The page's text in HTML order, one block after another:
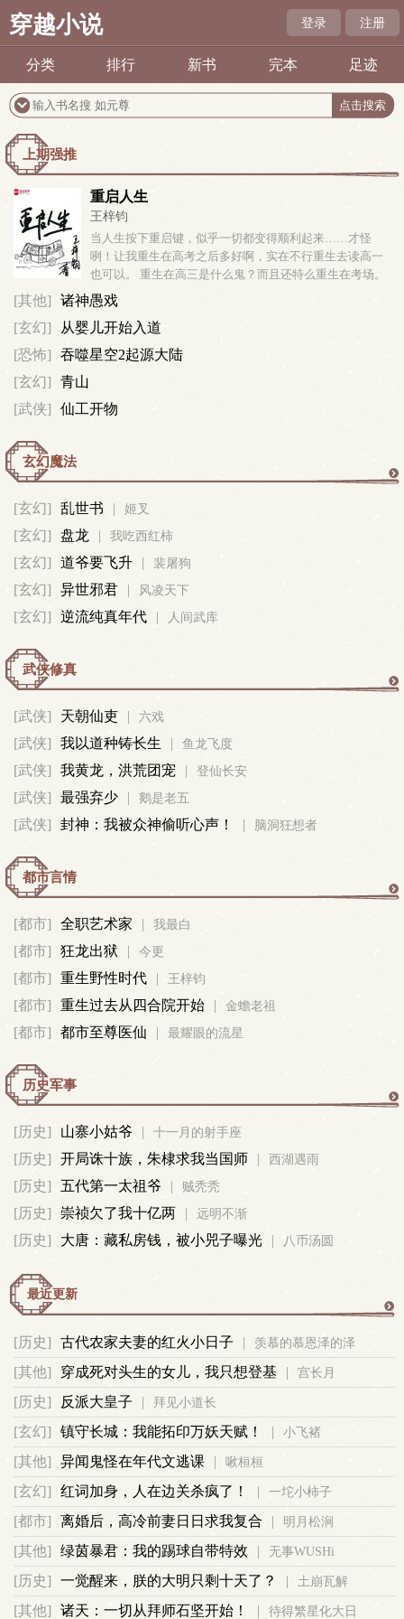
穿越小说 登录 注册
分类 排行 新书 完本 足迹
上期强推
重启人生
王梓钧
当人生按下重启键，似乎一切都变得顺利起来……才怪
咧！让我重生在高考之后多好啊，实在不行重生去读高一
也可以。 重生在高三是什么鬼？而且还特么重生在考场。
家人们，这道数学题怎么做？ 急，在线等！…………（本
书又名《都重生谁还考试啊》、...
[其他]
诸神愚戏
[玄幻]
从婴儿开始入道
[恐怖]
吞噬星空2起源大陆
[玄幻]
青山
[武侠]
仙工开物
玄幻魔法
[玄幻] 乱世书 | 姬叉
[玄幻] 盘龙 | 我吃西红柿
[玄幻] 道爷要飞升 | 裴屠狗
[玄幻] 异世邪君 | 风凌天下
[玄幻] 逆流纯真年代 | 人间武库
武侠修真
[武侠] 天朝仙吏 | 六戏
[武侠] 我以道种铸长生 | 鱼龙飞度
[武侠] 我黄龙，洪荒团宠 | 登仙长安
[武侠] 最强弃少 | 鹅是老五
[武侠] 封神：我被众神偷听心声！ | 脑洞狂想者
都市言情
[都市] 全职艺术家 | 我最白
[都市] 狂龙出狱 | 今更
[都市] 重生野性时代 | 王梓钧
[都市] 重生过去从四合院开始 | 金蟾老祖
[都市] 都市至尊医仙 | 最耀眼的流星
历史军事
[历史] 山寨小姑爷 | 十一月的射手座
[历史] 开局诛十族，朱棣求我当国师 | 西湖遇雨
[历史] 五代第一太祖爷 | 贼秃秃
[历史] 崇祯欠了我十亿两 | 远明不渐
[历史] 大唐：藏私房钱，被小兕子曝光 | 八币汤圆
最近更新
[历史] 古代农家夫妻的红火小日子 | 羡慕的慕恩泽的泽
[其他] 穿成死对头生的女儿，我只想登基 | 宫长月
[历史] 反派大皇子 | 拜见小道长
[玄幻] 镇守长城：我能拓印万妖天赋！ | 小飞褚
[其他] 异闻鬼怪在年代文逃课 | 啾桓桓
[玄幻] 红词加身，人在边关杀疯了！ | 一坨小柿子
[都市] 离婚后，高冷前妻日日求我复合 | 明月松涧
[其他] 绿茵暴君：我的踢球自带特效 | 无事WUSHi
[历史] 一觉醒来，朕的大明只剩十天了？ | 土崩瓦解
[其他] 诸天：一切从拜师石坚开始！ | 待得繁星化大日